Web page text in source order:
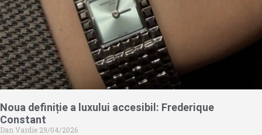
Noua definiție a luxului accesibil: Frederique
Constant
Dan Vardie 29/04/2026